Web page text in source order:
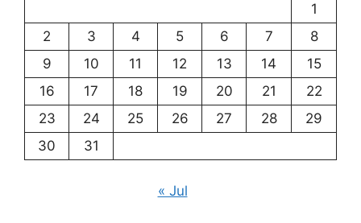
1
2
3 4 5 6 7
8
9
10 11 12 13 14
15
16
17 18 19 20 21
22
23
24 25 26 27 28
29
30
31
« Jul